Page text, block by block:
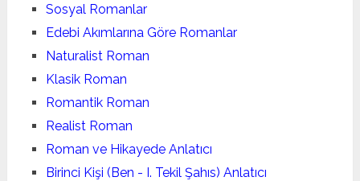
Sosyal Romanlar
Edebi Akımlarına Göre Romanlar
Naturalist Roman
Klasik Roman
Romantik Roman
Realist Roman
Roman ve Hikayede Anlatıcı
Birinci Kişi (Ben - I. Tekil Şahıs) Anlatıcı